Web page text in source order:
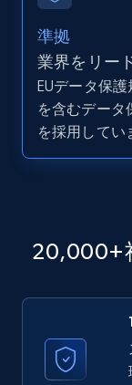
LinkedIn
URL
URL, ID, User
text, Date
LinkedIn
URL, ID, User
text, Date
準拠
業界をリー
EUデータ保
を含むデータ
を採用してい
20,000+